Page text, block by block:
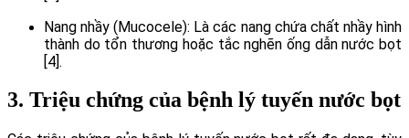
Nang nhầy (Mucocele): Là các nang chứa chất nhầy hình
thành do tổn thương hoặc tắc nghẽn ống dẫn nước bọt
[4].
3. Triệu chứng của bệnh lý tuyến nước bọt